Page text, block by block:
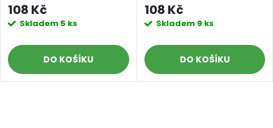
108 Kč
Skladem 5 ks
DO KOŠÍKU
108 Kč
Skladem 9 ks
DO KOŠÍKU